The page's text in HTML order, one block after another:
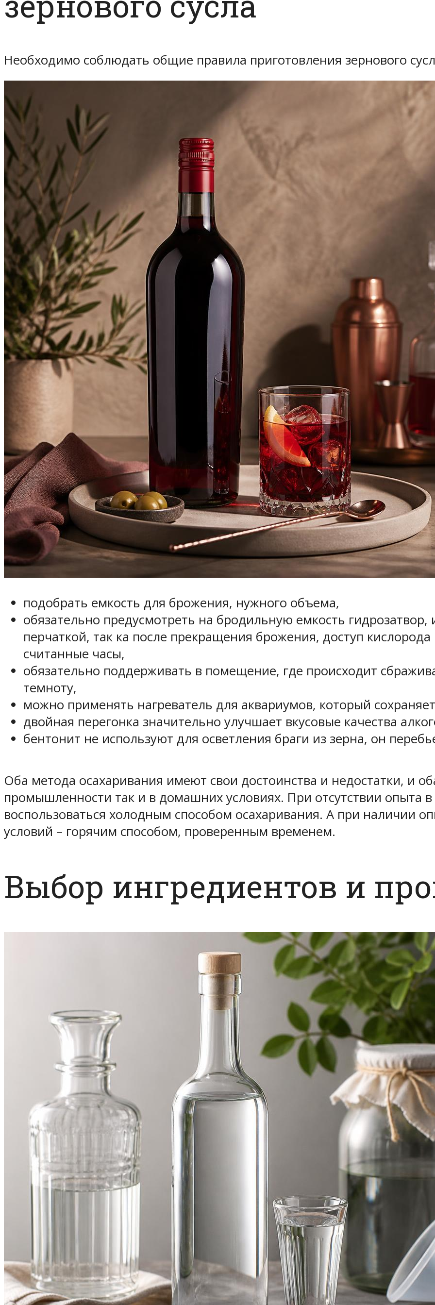
Необходимо соблюдать общие правила приготовления зернового
подобрать емкость для брожения, нужного объема,
обязательно предусмотреть на бродильную емкость
перчаткой, так ка после прекращения брожения, доступ
считанные часы,
обязательно поддерживать в помещение, где происходит
темноту,
можно применять нагреватель для аквариумов, который
двойная перегонка значительно улучшает вкусовые качества
бентонит не используют для осветления браги из зерна, он
Оба метода осахаривания имеют свои достоинства и недостатки, и
промышленности так и в домашних условиях. При отсутствии опыта
воспользоваться холодным способом осахаривания. А при наличии
условий – горячим способом, проверенным временем.
Выбор ингредиентов и